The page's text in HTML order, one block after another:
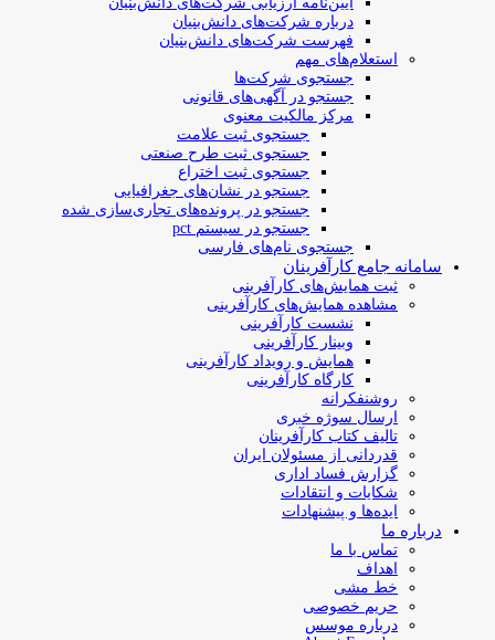
درباره شرکت‌های دانش‌بنیان
فهرست شرکت‌های دانش‌بنیان
استعلام‌های مهم
جستجوی شرکت‌ها
جستجو در آگهی‌های قانونی
مرکز مالکیت معنوی
جستجوی ثبت علامت
جستجوی ثبت طرح صنعتی
جستجوی ثبت اختراع
جستجو در نشان‌های جغرافیایی
جستجو در پرونده‌های تجاری‌سازی شده
جستجو در سیستم pct
جستجوی نام‌های فارسی
سامانه جامع کارآفرینان
ثبت همایش‌های کارآفرینی
مشاهده همایش‌های کارآفرینی
نشست کارآفرینی
وبینار کارآفرینی
همایش و رویداد کارآفرینی
کارگاه کارآفرینی
روشنفکرانه
ارسال سوژه‌ خبری
تالیف کتاب کارآفرینان
قدردانی از مسئولان ایران
گزارش فساد اداری
شکایات و انتقادات
ایده‌ها و پیشنهادات
درباره ما
تماس با ما
اهداف
خط مشی
حریم خصوصی
درباره موسس